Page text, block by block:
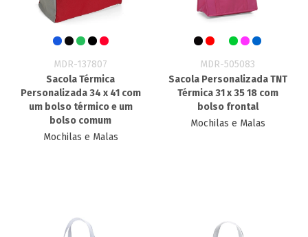
MDR-137807
Sacola Térmica
Personalizada 34 x 41 com
um bolso térmico e um
bolso comum
Mochilas e Malas
MDR-505083
Sacola Personalizada TNT
Térmica 31 x 35 18 com
bolso frontal
Mochilas e Malas